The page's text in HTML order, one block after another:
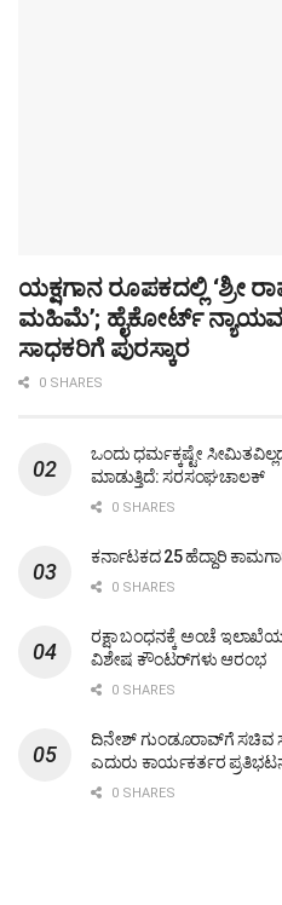
ಯಕ್ಷಗಾನ ರೂಪಕದಲ್ಲಿ ‘ಶ್ರೀ
ಮಹಿಮೆ’; ಹೈಕೋರ್ಟ್
ಸಾಧಕರಿಗೆ ಪುರಸ್ಕಾರ
0 SHARES
ಒಂದು ಧರ್ಮಕ್ಕಷ್ಟೇ
ಮಾಡುತ್ತಿದೆ: ಸರಸಂಘಚಾಲಕ್
0 SHARES
ಕರ್ನಾಟಕದ 25 ಹೆದ್ದಾರಿ
0 SHARES
ರಕ್ಷಾ ಬಂಧನಕ್ಕೆ ಅಂಚೆ
ವಿಶೇಷ ಕೌಂಟರ್‌ಗಳು ಆರಂಭ
0 SHARES
ದಿನೇಶ್ ಗುಂಡೂರಾವ್‌ಗೆ ಸಚಿವ
ಎದುರು ಕಾರ್ಯಕರ್ತರ
0 SHARES